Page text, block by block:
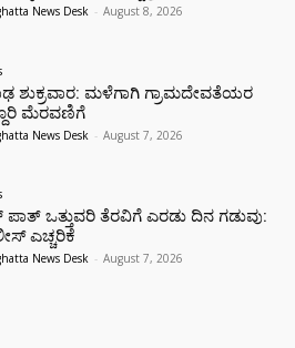
News Desk - August 8, 2026
ಶುಕ್ರವಾರ: ಮಳೆಗಾಗಿ ಗ್ರಾಮದೇವತೆಯರ
ಮೆರವಣಿಗೆ
News Desk - August 7, 2026
ಪಾತ್ ಒತ್ತುವರಿ ತೆರವಿಗೆ ಎರಡು ದಿನ ಗಡುವು:
ಎಚ್ಚರಿಕೆ
News Desk - August 7, 2026